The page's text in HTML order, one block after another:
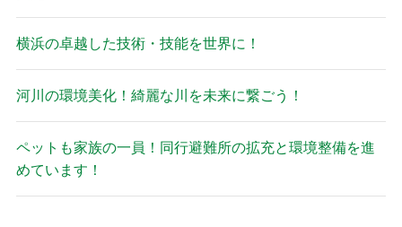
横浜の卓越した技術・技能を世界に！
河川の環境美化！綺麗な川を未来に繋ごう！
ペットも家族の一員！同行避難所の拡充と環境整備を進
めています！